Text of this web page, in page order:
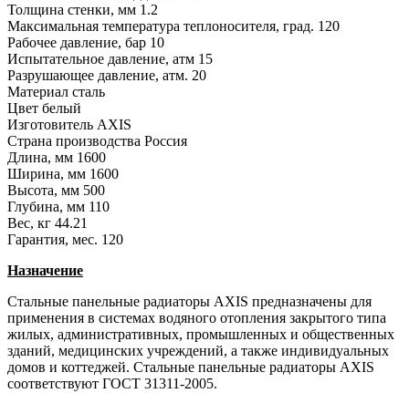
Толщина стенки, мм 1.2
Максимальная температура теплоносителя, град. 120
Рабочее давление, бар 10
Испытательное давление, атм 15
Разрушающее давление, атм. 20
Материал сталь
Цвет белый
Изготовитель AXIS
Страна производства Россия
Длина, мм 1600
Ширина, мм 1600
Высота, мм 500
Глубина, мм 110
Вес, кг 44.21
Гарантия, мес. 120
Назначение
Стальные панельные радиаторы AXIS предназначены для
применения в системах водяного отопления закрытого типа
жилых, административных, промышленных и общественных
зданий, медицинских учреждений, а также индивидуальных
домов и коттеджей. Стальные панельные радиаторы AXIS
соответствуют ГОСТ 31311-2005.